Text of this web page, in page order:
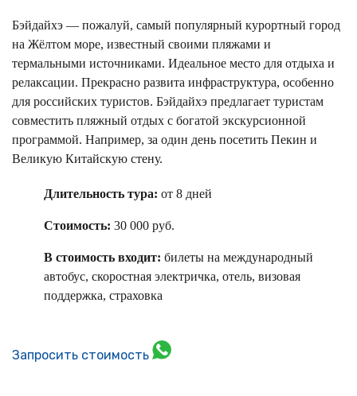
Бэйдайхэ — пожалуй, самый популярный курортный город
на Жёлтом море, известный своими пляжами и
термальными источниками. Идеальное место для отдыха и
релаксации. Прекрасно развита инфраструктура, особенно
для российских туристов. Бэйдайхэ предлагает туристам
совместить пляжный отдых с богатой экскурсионной
программой. Например, за один день посетить Пекин и
Великую Китайскую стену.
Длительность тура: от 8 дней
Стоимость: 30 000 руб.
В стоимость входит: билеты на международный
автобус, скоростная электричка, отель, визовая
поддержка, страховка
Запросить стоимость